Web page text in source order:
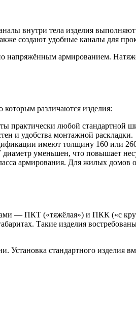
внутри тела изделия
создают удобные каналы для
напряжённым армированием.
различаются изделия:
практически любой стандартной
и удобства монтажной раскладки.
имеют толщину 160 или
уменьшен, что повышает
армирования. Для жилых
— ПКТ («тяжёлая») и ПКК («с
Такие изделия
стандартного изделия